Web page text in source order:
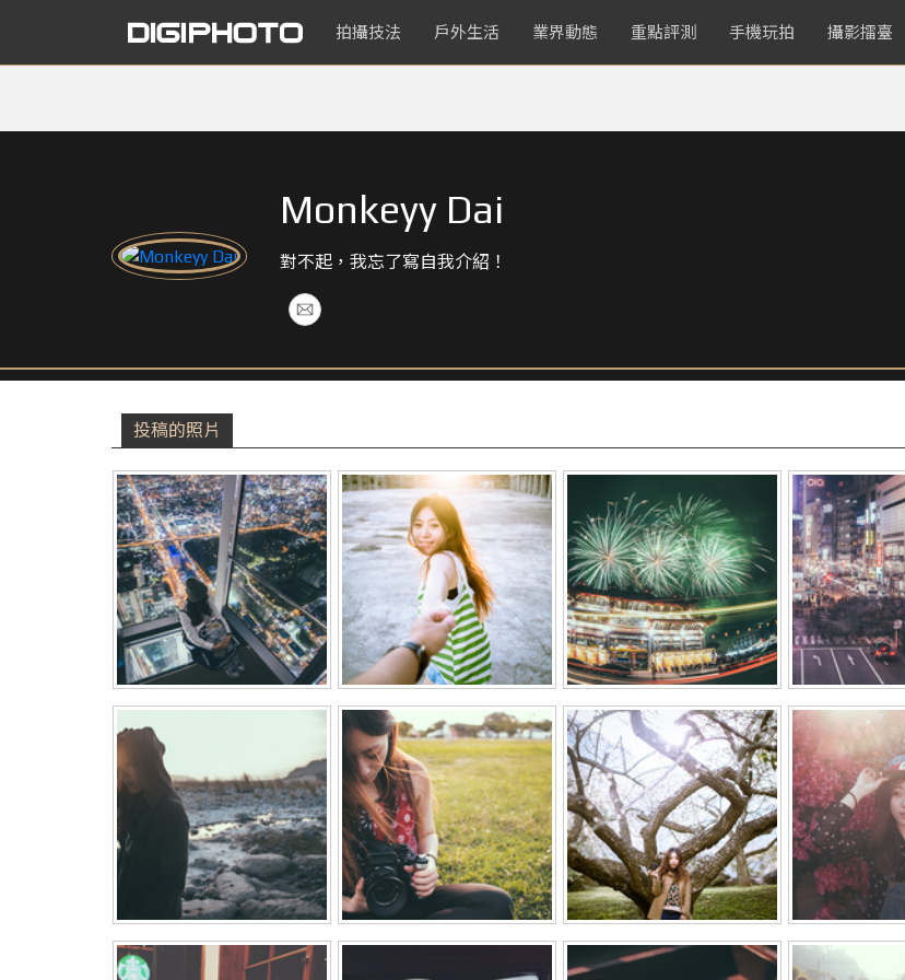
拍攝技法 戶外生活 業界動態 重點評測 手機玩拍 攝影擂臺
Monkeyy Dai
對不起，我忘了寫自我介紹！
投稿的照片